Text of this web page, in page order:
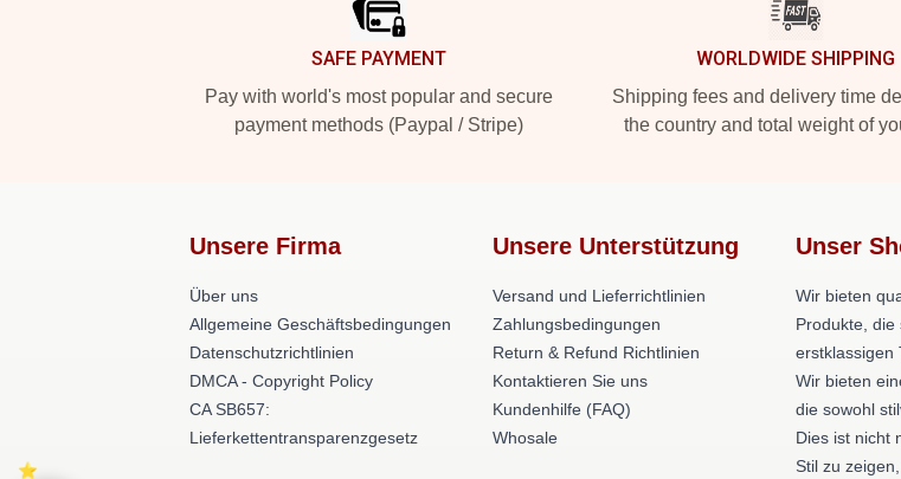
SAFE PAYMENT
Pay with world's most popular and secure
payment methods (Paypal / Stripe)
WORLDWIDE SHIPPING
Shipping fees and delivery time
the country and total weight of
Unsere Firma
Über uns
Allgemeine Geschäftsbedingungen
Datenschutzrichtlinien
DMCA - Copyright Policy
CA SB657:
Lieferkettentransparenzgesetz
Unsere Unterstützung
Versand und Lieferrichtlinien
Zahlungsbedingungen
Return & Refund Richtlinien
Kontaktieren Sie uns
Kundenhilfe (FAQ)
Whosale
Unser
Wir bieten
Produkte, die
erstklassigen
Wir bieten
die sowohl
Dies ist nicht
Stil zu